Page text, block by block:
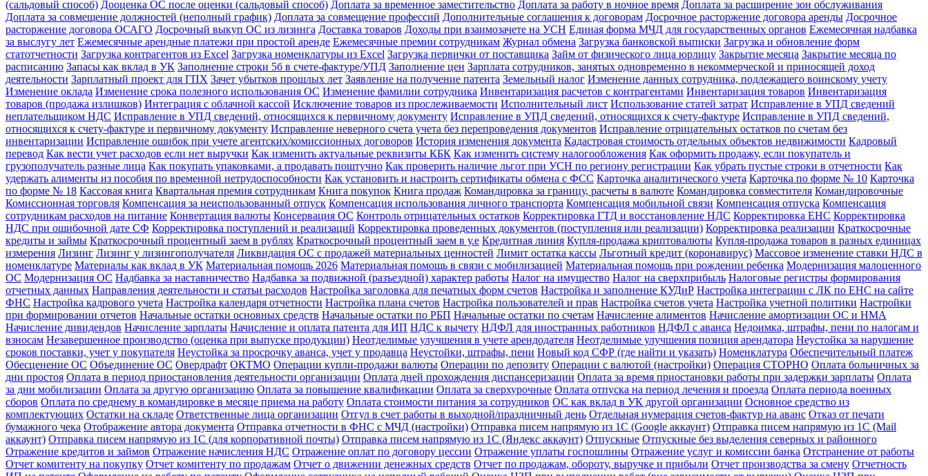
(сальдовый способ) Дооценка ОС после оценки (сальдовый способ) Доплата за временное заместительство Доплата за работу в ночное время Доплата за расширение зон обслуживания
Доплата за совмещение должностей (неполный график) Доплата за совмещение профессий Дополнительные соглашения к договорам Досрочное расторжение договора аренды Досрочное
расторжение договора ОСАГО Досрочный выкуп ОС из лизинга Доставка товаров Доходы при взаимозачете на УСН Единая форма МЧД для государственных органов Ежемесячная надбавка
за выслугу лет Ежемесячные арендные платежи при простой аренде Ежемесячные премии сотрудникам Журнал обмена Загрузка банковской выписки Загрузка и обновление форм
статотчетности Загрузка контрагентов из Excel Загрузка номенклатуры из Excel Загрузка первички от поставщика Займ от физического лица юрлицу Закрытие месяца Закрытие месяца по
расписанию Запасы как вклад в УК Заполнение строки 5б в счете-фактуре/УПД Заполнение цен Зарплата сотрудников, занятых одновременно в некоммерческой и приносящей доход
деятельности Зарплатный проект для ГПХ Зачет убытков прошлых лет Заявление на получение патента Земельный налог Изменение данных сотрудника, подлежащего воинскому учету
Изменение оклада Изменение срока полезного использования ОС Изменение фамилии сотрудника Инвентаризация расчетов с контрагентами Инвентаризация товаров Инвентаризация
товаров (продажа излишков) Интеграция с облачной кассой Исключение товаров из прослеживаемости Исполнительный лист Использование статей затрат Исправление в УПД сведений
неплательщиком НДС Исправление в УПД сведений, относящихся к первичному документу Исправление в УПД сведений, относящихся к счету-фактуре Исправление в УПД сведений,
относящихся к счету-фактуре и первичному документу Исправление неверного счета учета без перепроведения документов Исправление отрицательных остатков по счетам без
инвентаризации Исправление ошибок при учете агентских/комиссионных договоров История изменения документа Кадастровая стоимость отдельных объектов недвижимости Кадровый
перевод Как вести учет расходов если нет выручки Как изменить актуальные реквизиты КБК Как изменить систему налогообложения Как оформить продажу, если покупатель и
грузополучатель разные лица Как покупать упаковками, а продавать поштучно Как проверить наличие льгот при УСН по региону регистрации Как убрать пустые строки в отчетности Как
удержать алименты из пособия по временной нетрудоспособности Как установить и настроить сертификаты обмена с ФСС Карточка аналитического учета Карточка по форме № 10 Карточка
по форме № 18 Кассовая книга Квартальная премия сотрудникам Книга покупок Книга продаж Командировка за границу, расчеты в валюте Командировка совместителя Командировочные
Комиссионная торговля Компенсация за неиспользованный отпуск Компенсация использования личного транспорта Компенсация мобильной связи Компенсация отпуска Компенсация
сотрудникам расходов на питание Конвертация валюты Консервация ОС Контроль отрицательных остатков Корректировка ГТД и восстановление НДС Корректировка ЕНС Корректировка
НДС при ошибочной дате СФ Корректировка поступлений и реализаций Корректировка проведенных документов (поступления или реализации) Корректировка реализации Краткосрочные
кредиты и займы Краткосрочный процентный заем в рублях Краткосрочный процентный заем в у.е Кредитная линия Купля-продажа криптовалюты Купля-продажа товаров в разных единицах
измерения Лизинг Лизинг у лизингополучателя Ликвидация ОС с продажей материальных ценностей Лимит остатка кассы Льготный кредит (коронавирус) Массовое изменение ставки НДС в
номенклатуре Материалы как вклад в УК Материальная помощь 2026 Материальная помощь в связи с мобилизацией Материальная помощь при рождении ребенка Модернизация малоценного
ОС Модернизация ОС Надбавка за наставничество Надбавка за подвижной (разъездной) характер работы Налог на имущество Налог на сверхприбыль Налоговые регистры формирования
отчетных данных Направления деятельности и статьи расходов Настройка заголовка для печатных форм счетов Настройка и заполнение КУДиР Настройка интеграции с ЛК по ЕНС на сайте
ФНС Настройка кадрового учета Настройка календаря отчетности Настройка плана счетов Настройка пользователей и прав Настройка счетов учета Настройка учетной политики Настройки
при формировании отчетов Начальные остатки основных средств Начальные остатки по РБП Начальные остатки по счетам Начисление алиментов Начисление амортизации ОС и НМА
Начисление дивидендов Начисление зарплаты Начисление и оплата патента для ИП НДС к вычету НДФЛ для иностранных работников НДФЛ с аванса Недоимка, штрафы, пени по налогам и
взносам Незавершенное производство (оценка при выпуске продукции) Неотделимые улучшения в учете арендодателя Неотделимые улучшения позиция арендатора Неустойка за нарушение
сроков поставки, учет у покупателя Неустойка за просрочку аванса, учет у продавца Неустойки, штрафы, пени Новый код СФР (где найти и указать) Номенклатура Обеспечительный платеж
Обесценение ОС Объединение ОС Овердрафт ОКТМО Операции купли-продажи валюты Операции по депозиту Операции с валютой (настройки) Операция СТОРНО Оплата больничных за
дни простоя Оплата в период приостановления деятельности организации Оплата дней прохождения диспансеризации Оплата за время приостановки работы при задержки зарплаты Оплата
за дни мобилизации Оплата за другую организацию Оплата за повышение квалификации Оплата за сверхурочные Оплата отпуска на период лечения и проезда Оплата периода военных
сборов Оплата по среднему в командировке в месяце приема на работу Оплата стоимости питания за сотрудников ОС как вклад в УК другой организации Основное средство из
комплектующих Остатки на складе Ответственные лица организации Отгул в счет работы в выходной/праздничный день Отдельная нумерация счетов-фактур на аванс Отказ от печати
бумажного чека Отображение автора документа Отправка отчетности в ФНС с МЧД (настройки) Отправка писем напрямую из 1С (Google аккаунт) Отправка писем напрямую из 1С (Mail
аккаунт) Отправка писем напрямую из 1С (для корпоративной почты) Отправка писем напрямую из 1С (Яндекс аккаунт) Отпускные Отпускные без выделения северных и районного
Отражение кредитов и займов Отражение начисления НДС Отражение оплат по договору цессии Отражение уплаты госпошлины Отражение услуг и комиссии банка Отстранение от работы
Отчет комитенту на покупку Отчет комитенту по продажам Отчет о движении денежных средств Отчет по продажам, обороту, выручке и прибыли Отчет производства за смену Отчетность